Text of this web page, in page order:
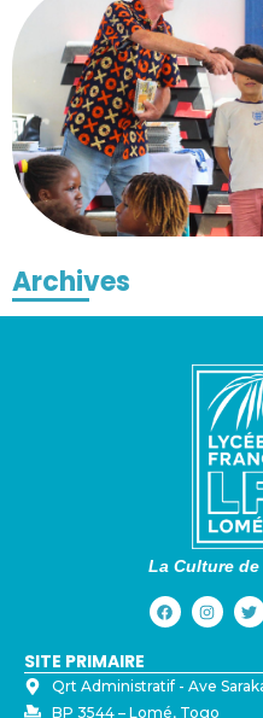
Archives
La Culture
SITE PRIMAIRE
Qrt Administratif - ⁠Ave
BP 3544 – Lomé, Togo